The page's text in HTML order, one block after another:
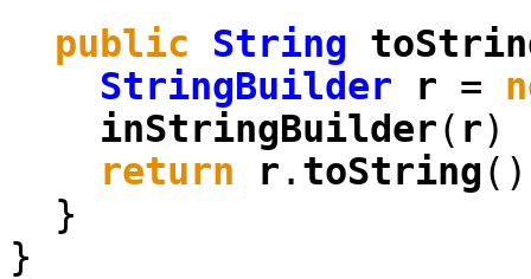
public
String
StringBuilder
r =
inStringBuilder( r)
return
r . toString
}
}